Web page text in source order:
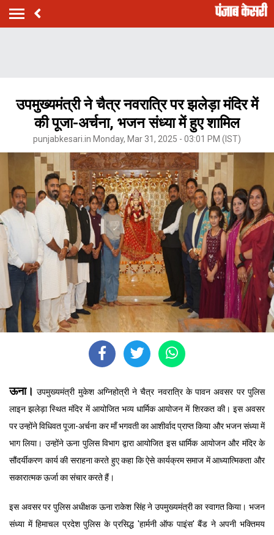
उपमुख्यमंत्री ने चैत्र नवरात्रि पर झलेड़ा मंदिर में
की पूजा-अर्चना, भजन संध्या में हुए शामिल
punjabkesari.in Monday, Mar 31, 2025 - 03:01 PM (IST)
ऊना। उपमुख्यमंत्री मुकेश अग्निहोत्री ने चैत्र नवरात्रि के पावन अवसर पर पुलिस
लाइन झलेड़ा स्थित मंदिर में आयोजित भव्य धार्मिक आयोजन में शिरकत की। इस अवसर
पर उन्होंने विधिवत पूजा-अर्चना कर माँ भगवती का आशीर्वाद प्राप्त किया और भजन संध्या में
भाग लिया। उन्होंने ऊना पुलिस विभाग द्वारा आयोजित इस धार्मिक आयोजन और मंदिर के
सौंदर्यीकरण कार्य की सराहना करते हुए कहा कि ऐसे कार्यक्रम समाज में आध्यात्मिकता और
सकारात्मक ऊर्जा का संचार करते हैं।
इस अवसर पर पुलिस अधीक्षक ऊना राकेश सिंह ने उपमुख्यमंत्री का स्वागत किया। भजन
संध्या में हिमाचल प्रदेश पुलिस के प्रसिद्ध 'हार्मनी ऑफ पाइंस' बैंड ने अपनी भक्तिमय